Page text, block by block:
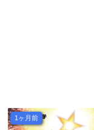
1ヶ月前